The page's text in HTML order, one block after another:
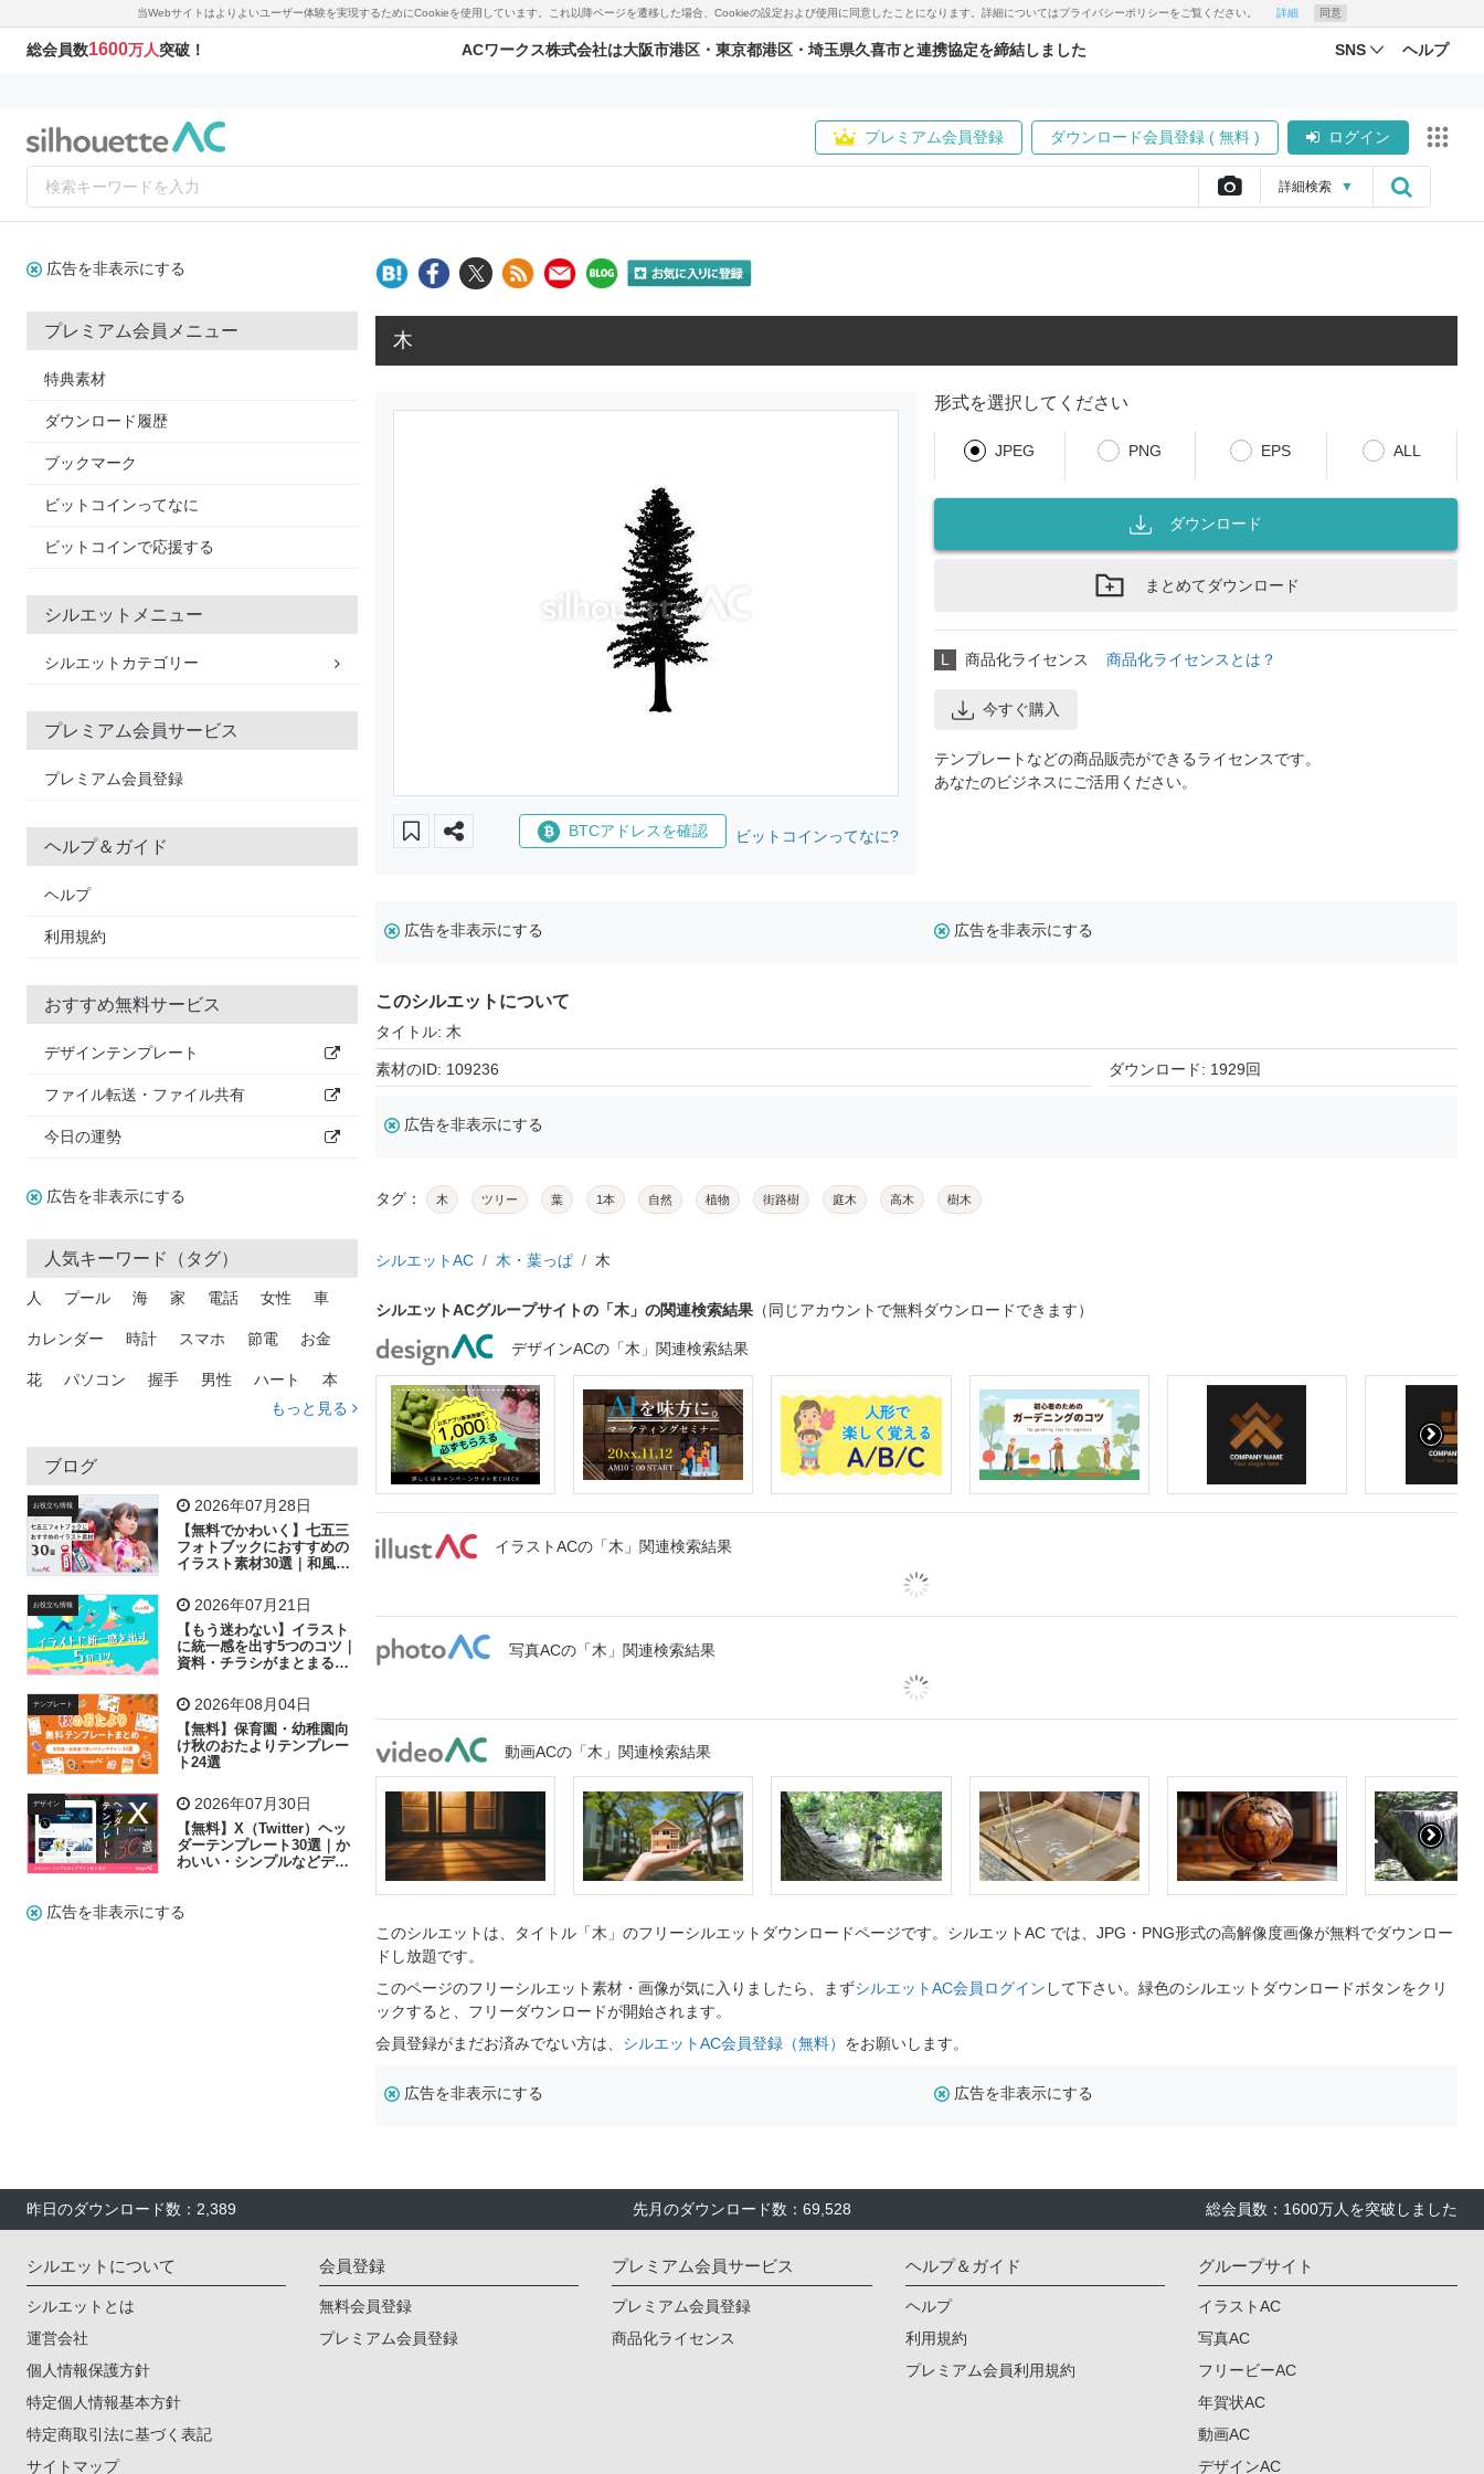
当Webサイトはよりよいユーザー体験を実現するためにCookieを使用しています。これ以降ページを遷移した場合、Cookieの設定および使用に同意したことになります。詳細についてはプライバシーポリシーをご覧ください。 詳細 同意
総会員数1600万人突破！ ACワークス株式会社は大阪市港区・東京都港区・埼玉県久喜市と連携協定を締結しました SNS ヘルプ
プレミアム会員登録 ダウンロード会員登録 ( 無料 ) ログイン
詳細検索 ▼
広告を非表示にする
プレミアム会員メニュー
特典素材
ダウンロード履歴
ブックマーク
ビットコインってなに
ビットコインで応援する
シルエットメニュー
シルエットカテゴリー
プレミアム会員サービス
プレミアム会員登録
ヘルプ＆ガイド
ヘルプ
利用規約
おすすめ無料サービス
デザインテンプレート
ファイル転送・ファイル共有
今日の運勢
広告を非表示にする
人気キーワード（タグ）
人 プール 海 家 電話 女性 車
カレンダー 時計 スマホ 節電 お金
花 パソコン 握手 男性 ハート 本
トラック 木
吹き出し
飛行機 グラフ ビル 魚 家族 書類
歩く 工場 会社 太陽 キラキラ
子供 作業員 相談 ピクトグラム
もっと見る
ブログ
お役立ち情報 2026年07月28日
【無料でかわいく】七五三
フォトブックにおすすめの
イラスト素材30選｜和風の
お役立ち情報 2026年07月21日
【もう迷わない】イラスト
に統一感を出す5つのコツ｜
資料・チラシがまとまるフ
テンプレート 2026年08月04日
【無料】保育園・幼稚園向
け秋のおたよりテンプレー
ト24選
デザイン 2026年07月30日
【無料】X（Twitter）ヘッ
ダーテンプレート30選｜か
わいい・シンプルなどデザ
広告を非表示にする
木
BTCアドレスを確認 ビットコインってなに?
形式を選択してください
JPEG PNG EPS ALL
ダウンロード
まとめてダウンロード
L 商品化ライセンス 商品化ライセンスとは？
今すぐ購入
テンプレートなどの商品販売ができるライセンスです。
あなたのビジネスにご活用ください。
広告を非表示にする 広告を非表示にする
このシルエットについて
タイトル: 木
素材のID: 109236 ダウンロード: 1929回
広告を非表示にする
タグ： 木 ツリー 葉 1本 自然 植物 街路樹 庭木 高木 樹木
シルエットAC 木・葉っぱ 木
シルエットACグループサイトの「木」の関連検索結果 （同じアカウントで無料ダウンロードできます）
デザインACの「木」関連検索結果
イラストACの「木」関連検索結果
写真ACの「木」関連検索結果
動画ACの「木」関連検索結果
このシルエットは、タイトル「木」のフリーシルエットダウンロードページです。シルエットAC では、JPG・PNG形式の高解像度画像が無料でダウンロー
ドし放題です。
このページのフリーシルエット素材・画像が気に入りましたら、まずシルエットAC会員ログイン して下さい。緑色のシルエットダウンロードボタンをクリ
ックすると、フリーダウンロードが開始されます。
会員登録がまだお済みでない方は、 シルエットAC会員登録（無料） をお願いします。
広告を非表示にする 広告を非表示にする
昨日のダウンロード数：2,389 先月のダウンロード数：69,528 総会員数：1600万人を突破しました
シルエットについて
シルエットとは
運営会社
個人情報保護方針
特定個人情報基本方針
特定商取引法に基づく表記
サイトマップ
会員登録
無料会員登録
プレミアム会員登録
プレミアム会員サービス
プレミアム会員登録
商品化ライセンス
ヘルプ＆ガイド
ヘルプ
利用規約
プレミアム会員利用規約
グループサイト
イラストAC
写真AC
フリービーAC
年賀状AC
動画AC
デザインAC